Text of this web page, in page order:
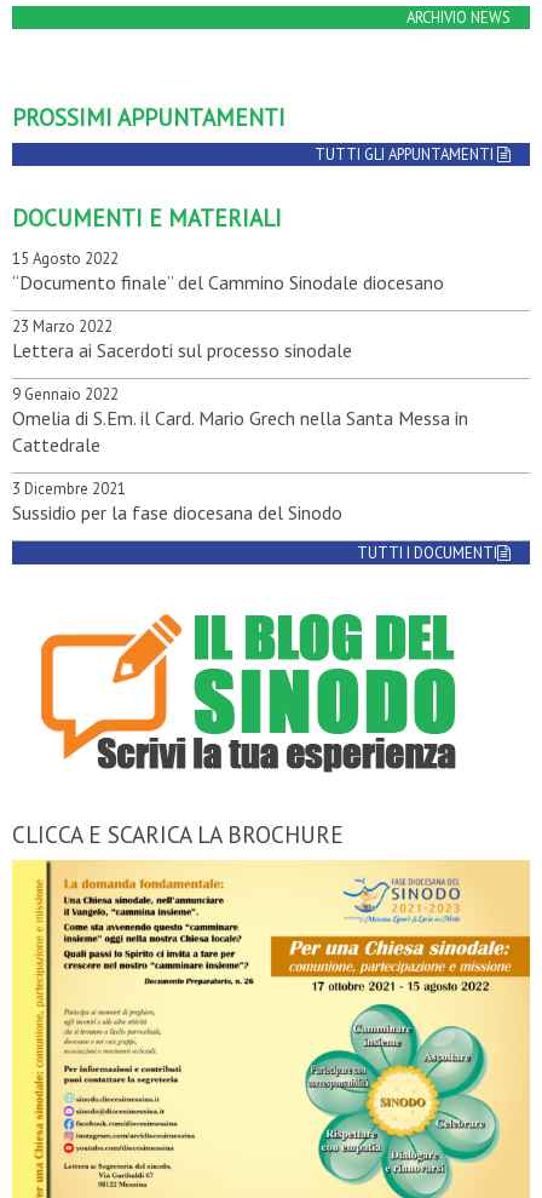
ARCHIVIO NEWS
PROSSIMI APPUNTAMENTI
TUTTI GLI APPUNTAMENTI
DOCUMENTI E MATERIALI
15 Agosto 2022
“Documento finale” del Cammino Sinodale diocesano
23 Marzo 2022
Lettera ai Sacerdoti sul processo sinodale
9 Gennaio 2022
Omelia di S.Em. il Card. Mario Grech nella Santa Messa in
Cattedrale
3 Dicembre 2021
Sussidio per la fase diocesana del Sinodo
TUTTI I DOCUMENTI
CLICCA E SCARICA LA BROCHURE